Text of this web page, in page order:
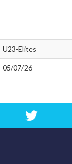
U23-Elites
05/07/26